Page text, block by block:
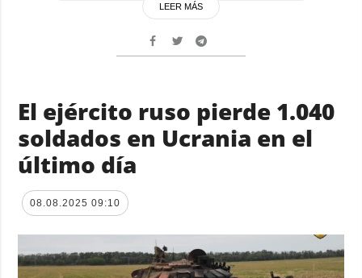
LEER MÁS
El ejército ruso pierde 1.040
soldados en Ucrania en el
último día
08.08.2025 09:10